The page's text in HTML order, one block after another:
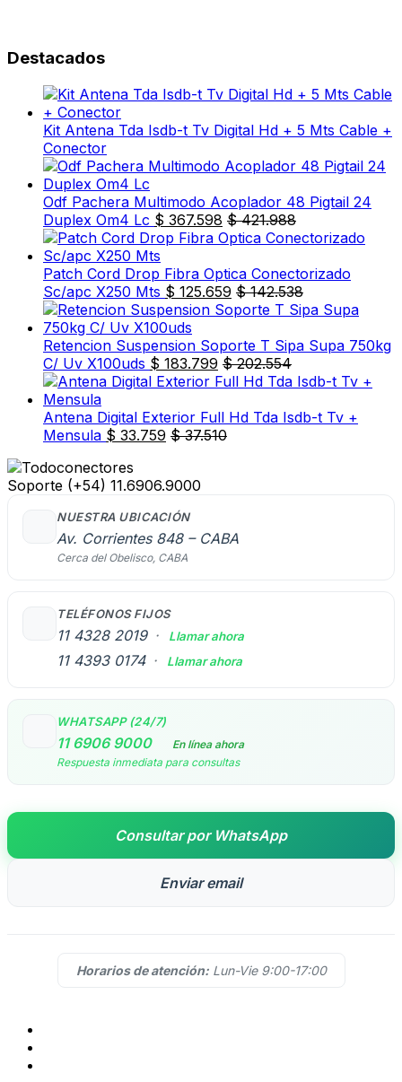
Destacados
Kit Antena Tda Isdb-t Tv Digital Hd + 5 Mts Cable +
Conector
Odf Pachera Multimodo Acoplador 48 Pigtail 24
Duplex Om4 Lc $ 367.598 $421.988
Patch Cord Drop Fibra Optica Conectorizado
Sc/apc X250 Mts $ 125.659 $142.538
Retencion Suspension Soporte T Sipa Supa 750kg
C/ Uv X100uds $ 183.799 $202.554
Antena Digital Exterior Full Hd Tda Isdb-t Tv +
Mensula $ 33.759 $37.510
Soporte (+54) 11.6906.9000
NUESTRA UBICACIÓN
Av. Corrientes 848 – CABA
Cerca del Obelisco, CABA
TELÉFONOS FIJOS
11 4328 2019 · Llamar ahora
11 4393 0174 · Llamar ahora
WHATSAPP (24/7)
11 6906 9000
En línea ahora
Respuesta inmediata para consultas
Consultar por WhatsApp
Enviar email
Horarios de atención:Lun-Vie 9:00-17:00